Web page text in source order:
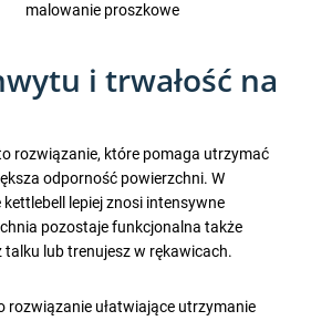
malowanie proszkowe
i trwałość na
rozwiązanie, które pomaga utrzymać
odporność powierzchni. W
lepiej znosi intensywne
pozostaje funkcjonalna także
lub trenujesz w rękawicach.
rozwiązanie ułatwiające utrzymanie